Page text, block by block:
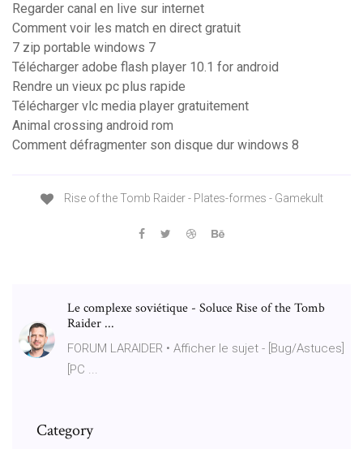
Regarder canal en live sur internet
Comment voir les match en direct gratuit
7 zip portable windows 7
Télécharger adobe flash player 10.1 for android
Rendre un vieux pc plus rapide
Télécharger vlc media player gratuitement
Animal crossing android rom
Comment défragmenter son disque dur windows 8
Rise of the Tomb Raider - Plates-formes - Gamekult
Le complexe soviétique - Soluce Rise of the Tomb
Raider ...
FORUM LARAIDER • Afficher le sujet - [Bug/Astuces]
[PC ...
Category